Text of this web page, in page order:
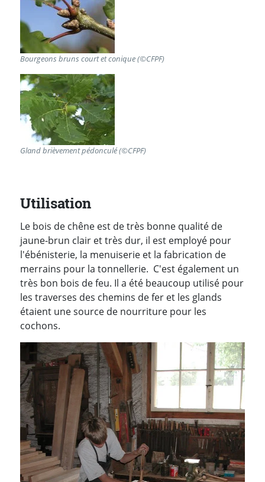
Bourgeons bruns court et conique (©CFPF)
Gland brièvement pédonculé (©CFPF)
Utilisation
Le bois de chêne est de très bonne qualité de
jaune-brun clair et très dur, il est employé pour
l'ébénisterie, la menuiserie et la fabrication de
merrains pour la tonnellerie. C'est également un
très bon bois de feu. Il a été beaucoup utilisé pour
les traverses des chemins de fer et les glands
étaient une source de nourriture pour les
cochons.